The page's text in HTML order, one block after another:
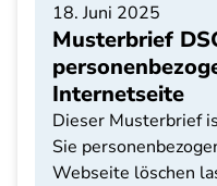
18. Juni 2025
Musterbrief
Internetseite
Dieser Musterbrief
Sie
Webseite löschen